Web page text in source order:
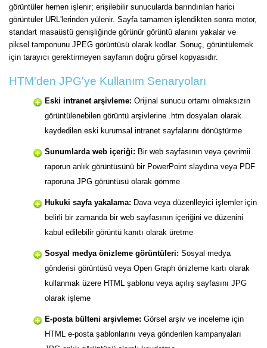
görüntüler hemen işlenir; erişilebilir sunucularda barındırılan harici
görüntüler URL'lerinden yülenir. Sayfa tamamen işlendikten sonra motor,
standart masaüstü genişliğinde görünür görüntü alanını yakalar ve
piksel tamponunu JPEG görüntüsü olarak kodlar. Sonuç, görüntülemek
için tarayıcı gerektirmeyen sayfanın doğru görsel kopyasıdır.
HTM'den JPG'ye Kullanım Senaryoları
Eski intranet arşivleme: Orijinal sunucu ortamı olmaksızın
görüntülenebilen görüntü arşivlerine .htm dosyaları olarak
kaydedilen eski kurumsal intranet sayfalarını dönüştürme
Sunumlarda web içeriği: Bir web sayfasının veya çevrimii
raporun anlık görüntüsünü bir PowerPoint slaydına veya PDF
raporuna JPG görüntüsü olarak gömme
Hukuki sayfa yakalama: Dava veya düzenlleyici işlemler için
belirli bir zamanda bir web sayfasının içeriğini ve düzenini
kabul edilebilir görüntü kanıtı olarak üretme
Sosyal medya önizleme görüntüleri: Sosyal medya
gönderisi görüntüsü veya Open Graph önizleme kartı olarak
kullanmak üzere HTML şablonu veya açılış sayfasını JPG
olarak işleme
E-posta bülteni arşivleme: Görsel arşiv ve inceleme için
HTML e-posta şablonlarını veya gönderilen kampanyaları